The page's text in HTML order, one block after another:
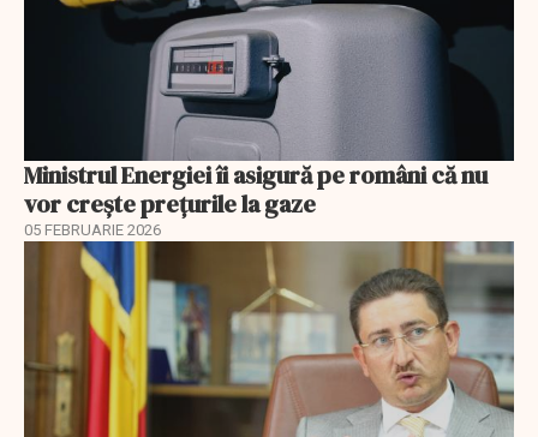
Ministrul Energiei îi asigură pe români că nu
vor creşte preţurile la gaze
05 FEBRUARIE 2026